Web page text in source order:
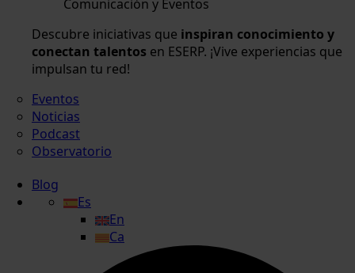
Comunicación y Eventos
Descubre iniciativas que inspiran conocimiento y
conectan talentos en ESERP. ¡Vive experiencias que
impulsan tu red!
Eventos
Noticias
Podcast
Observatorio
Blog
Es
En
Ca